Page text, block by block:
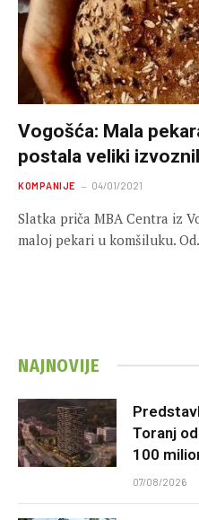
Vogošća: Mala
postala veliki
KOMPANIJE 04/01/2021
Slatka priča MBA Centra iz
maloj pekari u komšiluku.
NAJNOVIJE
Toranj
100
07/08/2026